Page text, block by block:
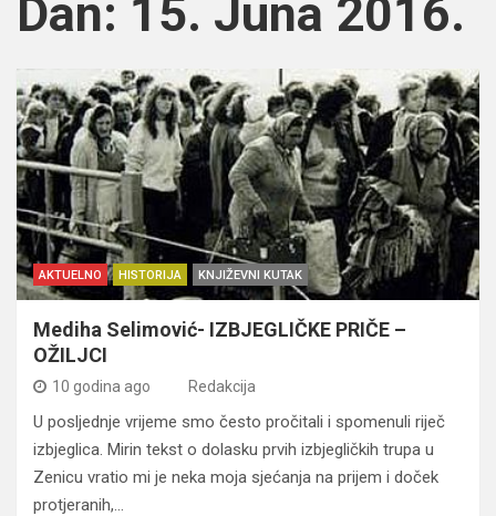
Dan: 15. Juna 2016.
AKTUELNO HISTORIJA KNJIŽEVNI KUTAK
Mediha Selimović- IZBJEGLIČKE PRIČE –
OŽILJCI
10 godina ago Redakcija
U posljednje vrijeme smo često pročitali i spomenuli riječ
izbjeglica. Mirin tekst o dolasku prvih izbjegličkih trupa u
Zenicu vratio mi je neka moja sjećanja na prijem i doček
protjeranih,…